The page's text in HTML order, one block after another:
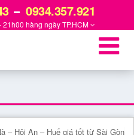
0934.357.921
hàng ngàyTP.HCM